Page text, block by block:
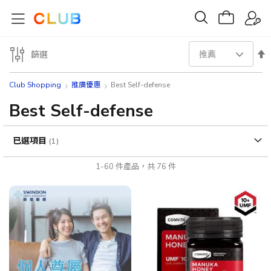
Club Shopping 推廣優惠 Best Self-defense
Best Self-defense
1-60 件產品，共 76 件
設
序
方
篩選
已選項目